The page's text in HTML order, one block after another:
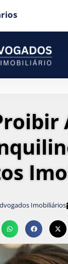
Imobiliários